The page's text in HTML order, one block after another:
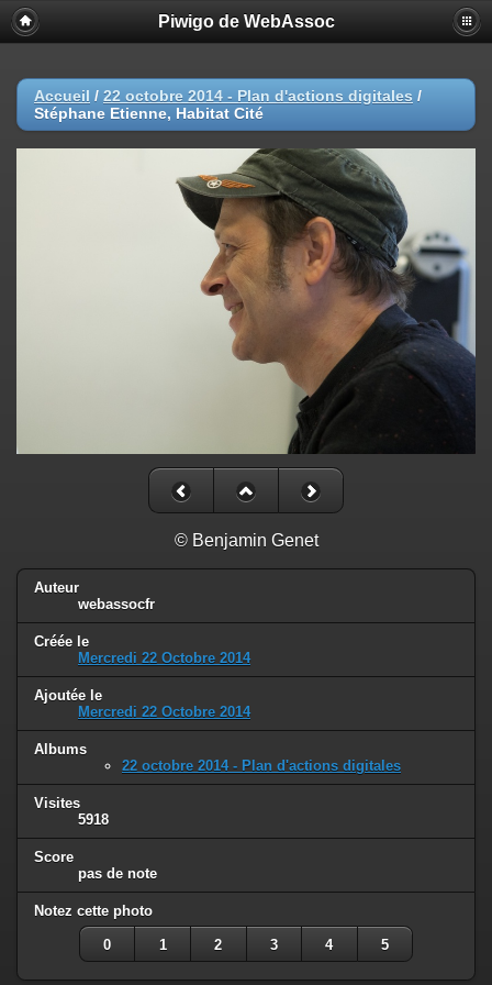
Piwigo de WebAssoc
Accueil / 22 octobre 2014 - Plan d'actions digitales /
Stéphane Etienne, Habitat Cité
© Benjamin Genet
Auteur
webassocfr
Créée le
Mercredi 22 Octobre 2014
Ajoutée le
Mercredi 22 Octobre 2014
Albums
22 octobre 2014 - Plan d'actions digitales
Visites
5918
Score
pas de note
Notez cette photo
0 1 2 3 4 5